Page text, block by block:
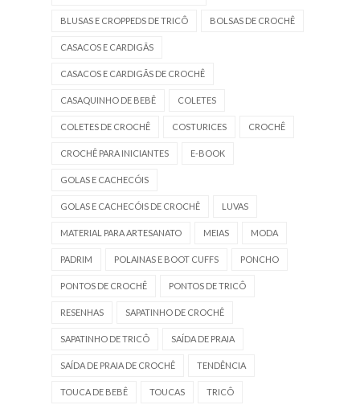
BLUSAS E CROPPEDS DE TRICÔ BOLSAS DE CROCHÊ
CASACOS E CARDIGÃS
CASACOS E CARDIGÃS DE CROCHÊ
CASAQUINHO DE BEBÊ COLETES
COLETES DE CROCHÊ COSTURICES CROCHÊ
CROCHÊ PARA INICIANTES E-BOOK
GOLAS E CACHECÓIS
GOLAS E CACHECÓIS DE CROCHÊ LUVAS
MATERIAL PARA ARTESANATO MEIAS MODA
PADRIM POLAINAS E BOOT CUFFS PONCHO
PONTOS DE CROCHÊ PONTOS DE TRICÔ
RESENHAS SAPATINHO DE CROCHÊ
SAPATINHO DE TRICÔ SAÍDA DE PRAIA
SAÍDA DE PRAIA DE CROCHÊ TENDÊNCIA
TOUCA DE BEBÊ TOUCAS TRICÔ